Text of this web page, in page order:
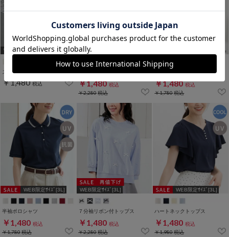
WEB限定ｻｲｽﾞ[3L]
スカラップトップス
￥1,480 税込
WEB限定ｻｲｽﾞ[LL,3L]
￥1,480 税込
￥2,280税込
￥1,480 税込
￥1,780税込
WEB限定ｻｲｽﾞ[3L]
半袖ポロシャツ
￥1,480 税込
￥1,780税込
WEB限定ｻｲｽﾞ[3L]
７分袖リボン付トップス
￥1,480 税込
￥2,280税込
WEB限定ｻｲｽﾞ[3L]
ハートネックトップス
￥1,480 税込
￥1,980税込